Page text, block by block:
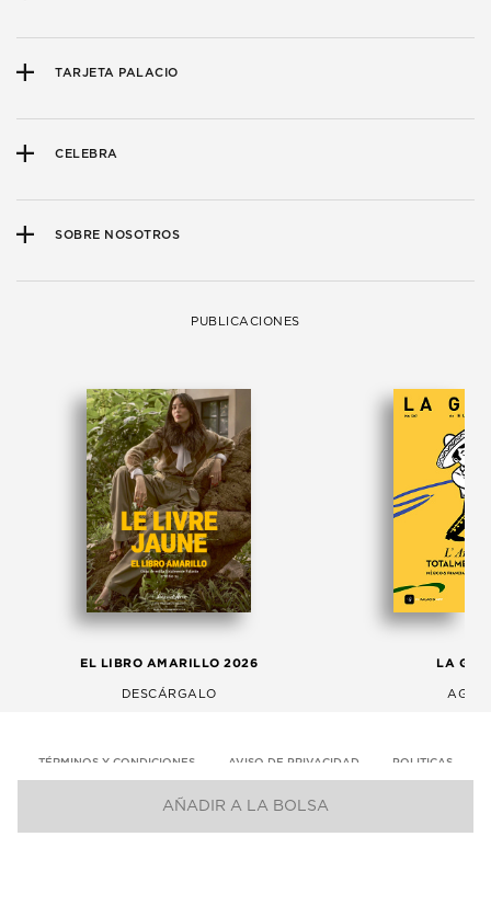
AÑADIR A LA BOLSA
TARJETA PALACIO
CELEBRA
SOBRE NOSOTROS
PUBLICACIONES
EL LIBRO AMARILLO 2026
DESCÁRGALO
LA
TÉRMINOS Y CONDICIONES AVISO DE PRIVACIDAD POLITICAS